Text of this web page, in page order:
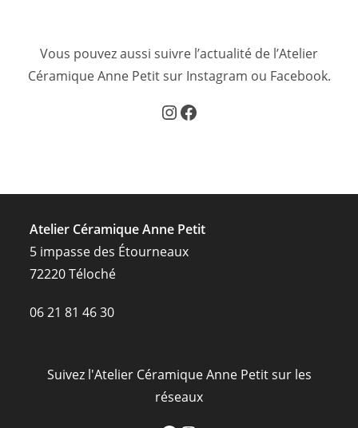
Vous pouvez aussi suivre l’actualité de l’Atelier
Céramique Anne Petit sur Instagram ou Facebook.
Instagram
Facebook
Atelier Céramique Anne Petit
5 impasse des Étourneaux
72220 Téloché
06 21 81 46 30
Suivez l'Atelier Céramique Anne Petit sur les
réseaux